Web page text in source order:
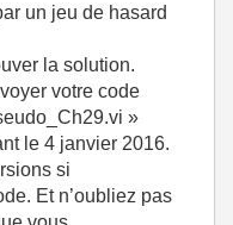
un jeu de hasard
la solution.
votre code
»
le 4 janvier 2016.
si
Et n’oubliez pas